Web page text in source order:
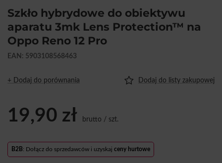
Szkło hybrydowe do obiektywu
aparatu 3mk Lens Protection™ na
Oppo Reno 12 Pro
EAN: 5903108568463
+ Dodaj do porównania Dodaj do listy zakupowej
19,90 zł brutto / szt.
B2B: Dołącz do sprzedawców i uzyskaj ceny hurtowe